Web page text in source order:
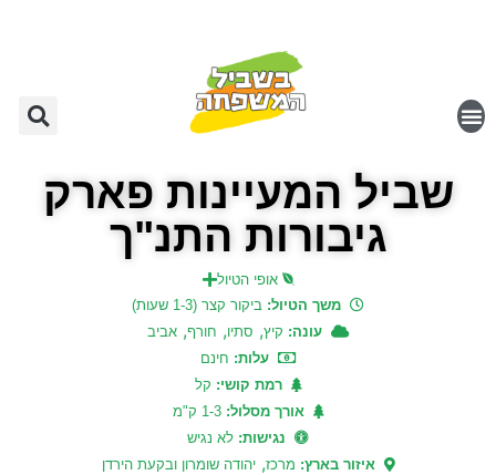
שביל המעיינות פארק
גיבורות התנ"ך
אופי הטיול
משך הטיול: ביקור קצר (1-3 שעות)
עונה: קיץ, סתיו, חורף, אביב
עלות: חינם
רמת קושי: קל
אורך מסלול:1-3 ק"מ
נגישות: לא נגיש
איזור בארץ: מרכז, יהודה שומרון ובקעת הירדן